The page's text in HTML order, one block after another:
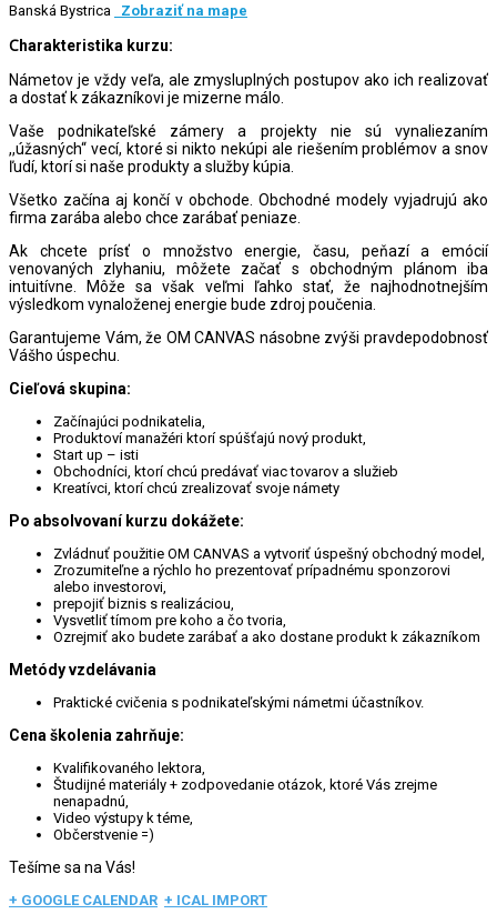
Banská Bystrica Zobraziť na mape
Charakteristika kurzu:
Námetov je vždy veľa, ale zmysluplných postupov ako ich realizovať
a dostať k zákazníkovi je mizerne málo.
Vaše podnikateľské zámery a projekty nie sú vynaliezaním
,,úžasných“ vecí, ktoré si nikto nekúpi ale riešením problémov a snov
ľudí, ktorí si naše produkty a služby kúpia.
Všetko začína aj končí v obchode. Obchodné modely vyjadrujú ako
firma zarába alebo chce zarábať peniaze.
Ak chcete prísť o množstvo energie, času, peňazí a emócií
venovaných zlyhaniu, môžete začať s obchodným plánom iba
intuitívne. Môže sa však veľmi ľahko stať, že najhodnotnejším
výsledkom vynaloženej energie bude zdroj poučenia.
Garantujeme Vám, že OM CANVAS násobne zvýši pravdepodobnosť
Vášho úspechu.
Cieľová skupina:
Začínajúci podnikatelia,
Produktoví manažéri ktorí spúšťajú nový produkt,
Start up – isti
Obchodníci, ktorí chcú predávať viac tovarov a služieb
Kreatívci, ktorí chcú zrealizovať svoje námety
Po absolvovaní kurzu dokážete:
Zvládnuť použitie OM CANVAS a vytvoriť úspešný obchodný model,
Zrozumiteľne a rýchlo ho prezentovať prípadnému sponzorovi
alebo investorovi,
prepojiť biznis s realizáciou,
Vysvetliť tímom pre koho a čo tvoria,
Ozrejmiť ako budete zarábať a ako dostane produkt k zákazníkom
Metódy vzdelávania
Praktické cvičenia s podnikateľskými námetmi účastníkov.
Cena školenia zahrňuje:
Kvalifikovaného lektora,
Študijné materiály + zodpovedanie otázok, ktoré Vás zrejme
nenapadnú,
Video výstupy k téme,
Občerstvenie =)
Tešíme sa na Vás!
+ GOOGLE CALENDAR + ICAL IMPORT